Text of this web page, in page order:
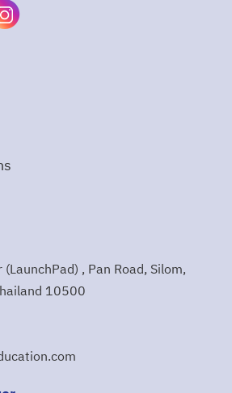
, Pan Road, Silom,
10500